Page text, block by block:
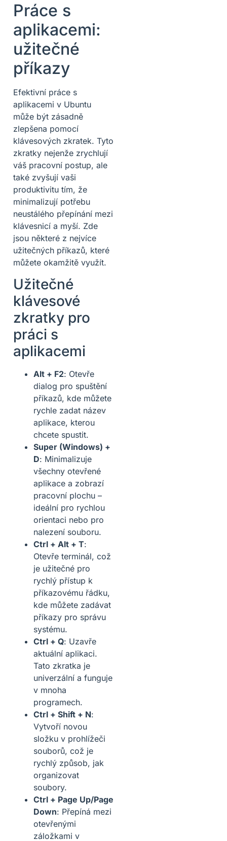
Práce s
aplikacemi:
užitečné
příkazy
Efektivní práce s
aplikacemi v Ubuntu
může být zásadně
zlepšena pomocí
klávesových zkratek. Tyto
zkratky nejenže zrychlují
váš pracovní postup, ale
také zvyšují vaši
produktivitu tím, že
minimalizují potřebu
neustálého přepínání mezi
klávesnicí a myší. Zde
jsou některé z nejvíce
užitečných příkazů, které
můžete okamžitě využít.
Užitečné
klávesové
zkratky pro
práci s
aplikacemi
Alt + F2: Otevře
dialog pro spuštění
příkazů, kde můžete
rychle zadat název
aplikace, kterou
chcete spustit.
Super (Windows) +
D: Minimalizuje
všechny otevřené
aplikace a zobrazí
pracovní plochu –
ideální pro rychlou
orientaci nebo pro
nalezení souboru.
Ctrl + Alt + T:
Otevře terminál, což
je užitečné pro
rychlý přístup k
příkazovému řádku,
kde můžete zadávat
příkazy pro správu
systému.
Ctrl + Q: Uzavře
aktuální aplikaci.
Tato zkratka je
univerzální a funguje
v mnoha
programech.
Ctrl + Shift + N:
Vytvoří novou
složku v prohlížeči
souborů, což je
rychlý způsob, jak
organizovat
soubory.
Ctrl + Page Up/Page
Down: Přepíná mezi
otevřenými
záložkami v